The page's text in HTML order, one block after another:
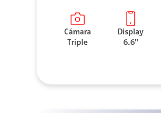
Cámara
Triple
Display
6.6''